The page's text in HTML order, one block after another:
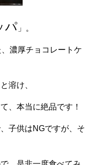
パ 」。
濃厚チョコレートケ
溶け、
、本当に絶品です！
子供はNGですが、そ